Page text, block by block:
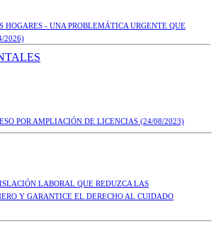
HOGARES - UNA PROBLEMÁTICA URGENTE QUE
2026)
POR AMPLIACIÓN DE LICENCIAS (24/08/2023)
LABORAL QUE REDUZCA LAS
Y GARANTICE EL DERECHO AL CUIDADO